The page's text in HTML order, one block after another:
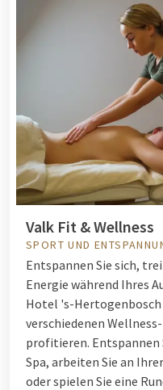
Valk Fit & Wellness
SPORT UND
Entspannen Sie sich,
Energie während Ihres
Hotel 's-Hertogenbosch
verschiedenen
profitieren. Entspannen
Spa, arbeiten Sie an
oder spielen Sie eine